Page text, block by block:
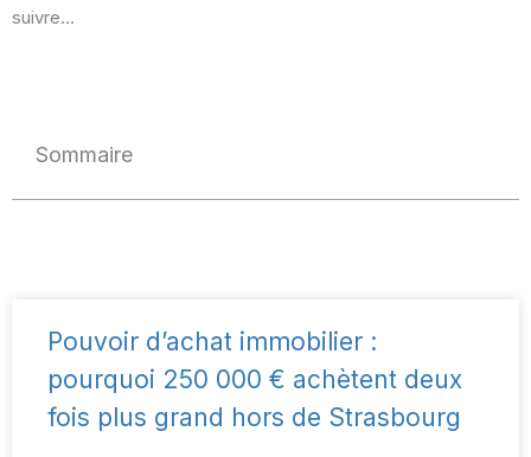
suivre…
Sommaire
Pouvoir d’achat immobilier :
pourquoi 250 000 € achètent deux
fois plus grand hors de Strasbourg